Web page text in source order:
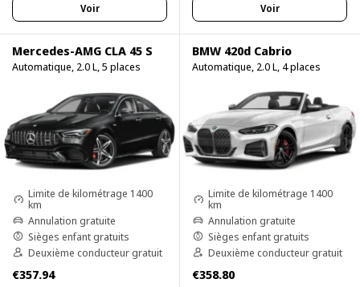
Voir Voir
Mercedes-AMG CLA 45 S
Automatique, 2.0 L, 5 places
Limite de kilométrage 1400
km
Annulation gratuite
Sièges enfant gratuits
Deuxième conducteur gratuit
€357.94
BMW 420d Cabrio
Automatique, 2.0 L, 4 places
Limite de kilométrage 1400
km
Annulation gratuite
Sièges enfant gratuits
Deuxième conducteur gratuit
€358.80